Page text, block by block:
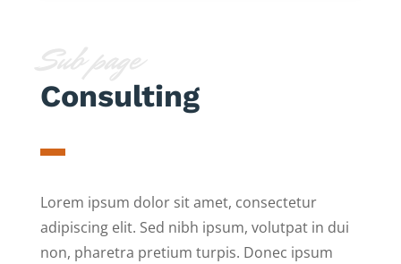
Consulting
Lorem ipsum dolor sit amet, consectetur
adipiscing elit. Sed nibh ipsum, volutpat in dui
non, pharetra pretium turpis. Donec ipsum